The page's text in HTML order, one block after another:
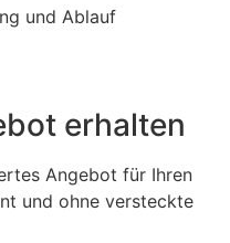
und Ablauf
erhalten
Angebot für Ihren
und ohne versteckte